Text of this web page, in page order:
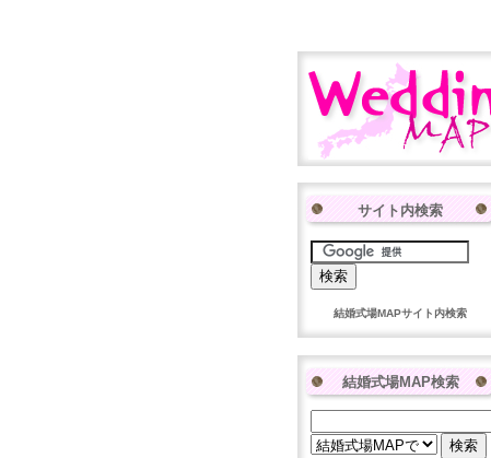
サイト内検索
結婚式場MAPサイト内検索
結婚式場MAP検索